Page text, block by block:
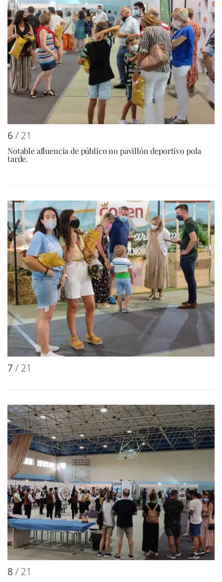
6 / 21
Notable afluencia de público no pavillón deportivo pola
tarde.
7 / 21
8 / 21